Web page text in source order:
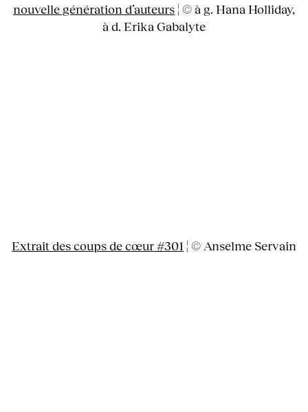
nouvelle génération d’auteurs ¦ © à g. Hana Holliday,
à d. Erika Gabalyte
Extrait des coups de cœur #301 ¦ © Anselme Servain